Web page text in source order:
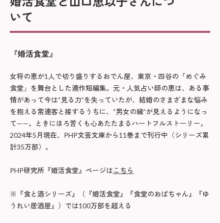
いて
『婚活食堂』
女将の恵が1人で切り盛りするおでん屋、東京・四谷の「めぐみ
食堂」を舞台とした連作短編集。元・人気占い師の恵は、ある事
情があって今は“見る力”を失っていたが、結婚のさまざまな悩み
を抱える常連客と接するうちに、“男女の縁”が見えるようになっ
て——。ときにほろ苦くも心あたたまるハートフルストーリー。
2024年5月現在、PHP文芸文庫から11巻まで刊行中（シリーズ累
計35万部）。
PHP研究所『婚活食堂』ページはこちら
※『食と酒シリーズ』（『婚活食堂』『食堂のおばちゃん』『ゆ
うれい居酒屋』）では100万部を超える